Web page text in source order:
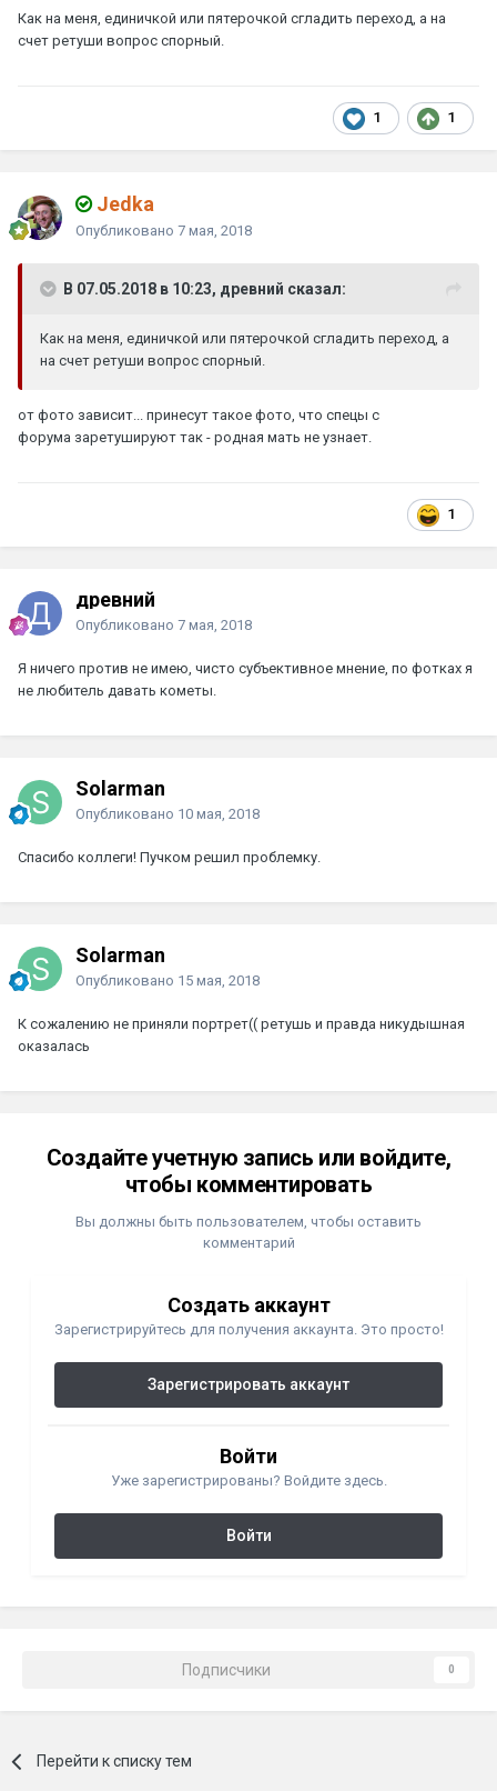
Как на меня, единичкой или пятерочкой сгладить переход, а на
счет ретуши вопрос спорный.
1 1
Jedka
Опубликовано 7 мая, 2018
В 07.05.2018 в 10:23, древний сказал:
Как на меня, единичкой или пятерочкой сгладить переход, а
на счет ретуши вопрос спорный.
от фото зависит... принесут такое фото, что спецы с
форума заретушируют так - родная мать не узнает.
1
древний
Опубликовано 7 мая, 2018
Я ничего против не имею, чисто субъективное мнение, по фотках я
не любитель давать кометы.
Solarman
Опубликовано 10 мая, 2018
Спасибо коллеги! Пучком решил проблемку.
Solarman
Опубликовано 15 мая, 2018
К сожалению не приняли портрет(( ретушь и правда никудышная
оказалась
Создайте учетную запись или войдите,
чтобы комментировать
Вы должны быть пользователем, чтобы оставить
комментарий
Создать аккаунт
Зарегистрируйтесь для получения аккаунта. Это просто!
Зарегистрировать аккаунт
Войти
Уже зарегистрированы? Войдите здесь.
Войти
Подписчики 0
Перейти к списку тем